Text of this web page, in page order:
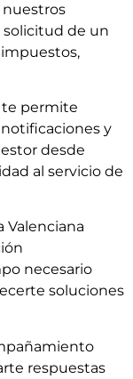
solicitud de un
te permite
y
desde
al servicio de
Valenciana
necesario
soluciones
respuestas